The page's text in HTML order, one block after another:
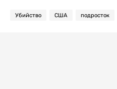
Убийство США подросток